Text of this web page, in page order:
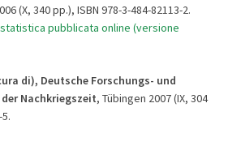
(X, 340 pp.), ISBN 978-3-484-82113-2.
pubblicata online (versione
di), Deutsche Forschungs- und
Nachkriegszeit, Tübingen 2007 (IX, 304